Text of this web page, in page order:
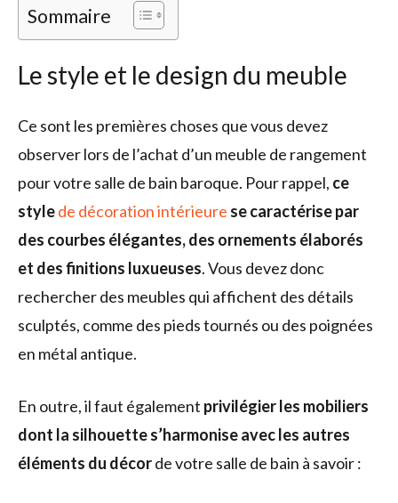
Sommaire
Le style et le design du meuble
Ce sont les premières choses que vous devez
observer lors de l’achat d’un meuble de rangement
pour votre salle de bain baroque. Pour rappel, ce
stylede décoration intérieure se caractérise par
des courbes élégantes, des ornements élaborés
et des finitions luxueuses. Vous devez donc
rechercher des meubles qui affichent des détails
sculptés, comme des pieds tournés ou des poignées
en métal antique.
En outre, il faut également privilégier les mobiliers
dont la silhouette s’harmonise avec les autres
éléments du décorde votre salle de bain à savoir :